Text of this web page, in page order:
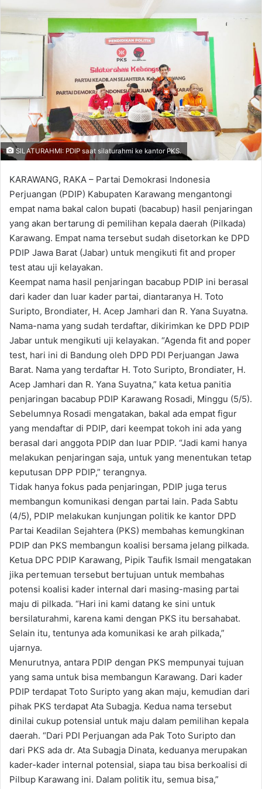
SILATURAHMI: PDIP saat silaturahmi ke kantor PKS.
KARAWANG, RAKA – Partai Demokrasi Indonesia
Perjuangan (PDIP) Kabupaten Karawang mengantongi
empat nama bakal calon bupati (bacabup) hasil penjaringan
yang akan bertarung di pemilihan kepala daerah (Pilkada)
Karawang. Empat nama tersebut sudah disetorkan ke DPD
PDIP Jawa Barat (Jabar) untuk mengikuti fit and proper
test atau uji kelayakan.
Keempat nama hasil penjaringan bacabup PDIP ini berasal
dari kader dan luar kader partai, diantaranya H. Toto
Suripto, Brondiater, H. Acep Jamhari dan R. Yana Suyatna.
Nama-nama yang sudah terdaftar, dikirimkan ke DPD PDIP
Jabar untuk mengikuti uji kelayakan. “Agenda fit and poper
test, hari ini di Bandung oleh DPD PDI Perjuangan Jawa
Barat. Nama yang terdaftar H. Toto Suripto, Brondiater, H.
Acep Jamhari dan R. Yana Suyatna,” kata ketua panitia
penjaringan bacabup PDIP Karawang Rosadi, Minggu (5/5).
Sebelumnya Rosadi mengatakan, bakal ada empat figur
yang mendaftar di PDIP, dari keempat tokoh ini ada yang
berasal dari anggota PDIP dan luar PDIP. “Jadi kami hanya
melakukan penjaringan saja, untuk yang menentukan tetap
keputusan DPP PDIP,” terangnya.
Tidak hanya fokus pada penjaringan, PDIP juga terus
membangun komunikasi dengan partai lain. Pada Sabtu
(4/5), PDIP melakukan kunjungan politik ke kantor DPD
Partai Keadilan Sejahtera (PKS) membahas kemungkinan
PDIP dan PKS membangun koalisi bersama jelang pilkada.
Ketua DPC PDIP Karawang, Pipik Taufik Ismail mengatakan
jika pertemuan tersebut bertujuan untuk membahas
potensi koalisi kader internal dari masing-masing partai
maju di pilkada. “Hari ini kami datang ke sini untuk
bersilaturahmi, karena kami dengan PKS itu bersahabat.
Selain itu, tentunya ada komunikasi ke arah pilkada,”
ujarnya.
Menurutnya, antara PDIP dengan PKS mempunyai tujuan
yang sama untuk bisa membangun Karawang. Dari kader
PDIP terdapat Toto Suripto yang akan maju, kemudian dari
pihak PKS terdapat Ata Subagja. Kedua nama tersebut
dinilai cukup potensial untuk maju dalam pemilihan kepala
daerah. “Dari PDI Perjuangan ada Pak Toto Suripto dan
dari PKS ada dr. Ata Subagja Dinata, keduanya merupakan
kader-kader internal potensial, siapa tau bisa berkoalisi di
Pilbup Karawang ini. Dalam politik itu, semua bisa,”